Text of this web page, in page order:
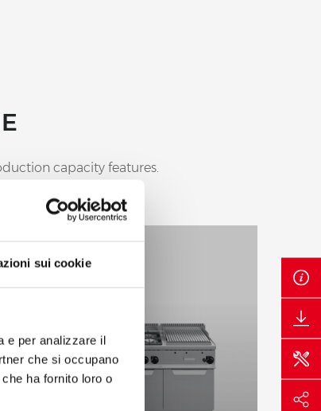
sui cookie
e per analizzare il
che si occupano
ha fornito loro o
capacity features.